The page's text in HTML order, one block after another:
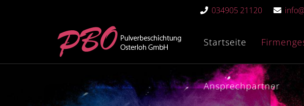
034905 21120
Startseite
Ansprechpartner